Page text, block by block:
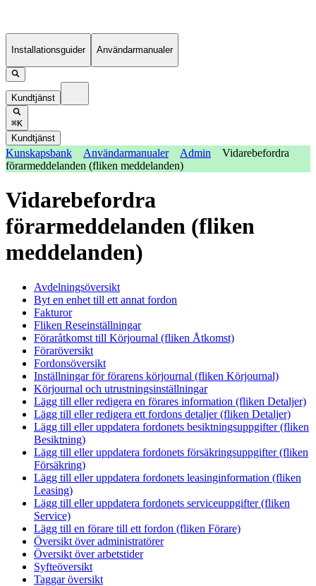
Installationsguider Användarmanualer
Kundtjänst
⌘K
Kundtjänst
Kunskapsbank Användarmanualer Admin
Vidarebefordra
förarmeddelanden (fliken meddelanden)
Vidarebefordra
förarmeddelanden (fliken
meddelanden)
Avdelningsöversikt
Byt en enhet till ett annat fordon
Fakturor
Fliken Reseinställningar
Föraråtkomst till Körjournal (fliken Åtkomst)
Föraröversikt
Fordonsöversikt
Inställningar för förarens körjournal (fliken Körjournal)
Körjournal och utrustningsinställningar
Lägg till eller redigera en förares information (fliken Detaljer)
Lägg till eller redigera ett fordons detaljer (fliken Detaljer)
Lägg till eller uppdatera fordonets besiktningsuppgifter (fliken
Besiktning)
Lägg till eller uppdatera fordonets försäkringsuppgifter (fliken
Försäkring)
Lägg till eller uppdatera fordonets leasinginformation (fliken
Leasing)
Lägg till eller uppdatera fordonets serviceuppgifter (fliken
Service)
Lägg till en förare till ett fordon (fliken Förare)
Översikt över administratörer
Översikt över arbetstider
Syfteöversikt
Taggar översikt